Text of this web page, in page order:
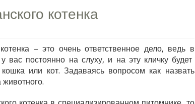
котенка
– это очень ответственное дело, ведь в
вас постоянно на слуху, и на эту кличку будет
или кот. Задаваясь вопросом как назвать
животного.